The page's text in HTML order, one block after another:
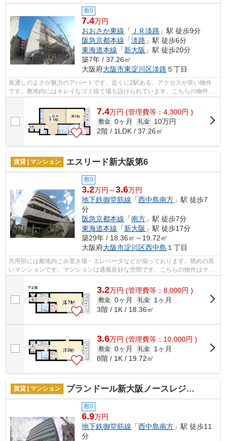
敷0
7.4万円
おおさか東線 「 ＪＲ淡路 」駅 徒歩9分
阪急京都本線 「淡路 」駅 徒歩6分
東海道本線 「新大阪 」駅 徒歩20分
築7年 / 37.26㎡
大阪府大阪市東淀川区淡路 ５丁目
風通しのよさが魅力のアパートです。近くに2駅ある、アクセスが良い物件
です。敷地内にはキレイなゴミ捨て場も設けられています。こちらの物件は
アパートです。大阪市東淀川区エリアに...
7.4万円 (管理費等：4,300円 )
敷金 0ヶ月 礼金
10万円
2階 / 1LDK / 37.26㎡
賃貸 | マンション エスリード新大阪第6
敷0
3.2万円～3.6万円
地下鉄御堂筋線 「西中島南方 」駅 徒歩7
分
阪急京都本線 「南方 」駅 徒歩7分
東海道本線 「新大阪 」駅 徒歩17分
築29年 / 18.36㎡～19.72㎡
大阪府大阪市淀川区西中島 １丁目
共用部には敷地内ごみ置き場・エレベータなどが揃っております。眺めの良
いマンションです。マンションは通風良好な空間です。こちらの物件はマン
ションです。行き先に応じて駅を選べ...
3.2万円 (管理費等：8,000円 )
敷金 0ヶ月 礼金
1ヶ月
3階 / 1K / 18.36㎡
3.6万円 (管理費等：10,000円 )
敷金 0ヶ月 礼金
1ヶ月
8階 / 1K / 19.72㎡
賃貸 | マンション プランドール新大阪ノースレジデンス
敷0
6.9万円
地下鉄御堂筋線 「西中島南方 」駅 徒歩11
分